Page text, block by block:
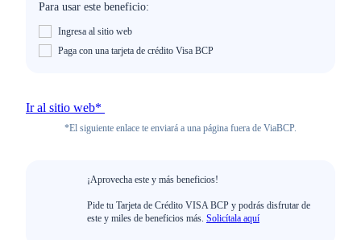
Para usar este beneficio:
Ingresa al sitio web
Paga con una tarjeta de crédito Visa BCP
Ir al sitio web*
*El siguiente enlace te enviará a una página fuera de ViaBCP.
¡Aprovecha este y más beneficios!
Pide tu Tarjeta de Crédito VISA BCP y podrás disfrutar de
este y miles de beneficios más. Solicítala aquí